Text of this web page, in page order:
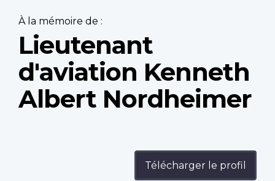
À la mémoire de :
Lieutenant
d'aviation Kenneth
Albert Nordheimer
Télécharger le profil